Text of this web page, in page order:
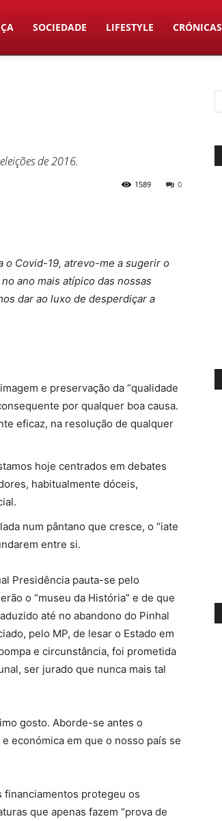
SOCIEDADE LIFESTYLE CRÓNICAS
de 2016.
0
1589
o Covid-19, atrevo-me a sugerir o
ano mais atípico das nossas
dar ao luxo de desperdiçar a
e preservação da “qualidade
por qualquer boa causa.
eficaz, na resolução de qualquer
hoje centrados em debates
habitualmente dóceis,
num pântano que cresce, o “iate
entre si.
Presidência pauta-se pelo
o “museu da História” e de que
até no abandono do Pinhal
pelo MP, de lesar o Estado em
e circunstância, foi prometida
ser jurado que nunca mais tal
gosto. Aborde-se antes o
económica em que o nosso país se
financiamentos protegeu os
que apenas fazem “prova de